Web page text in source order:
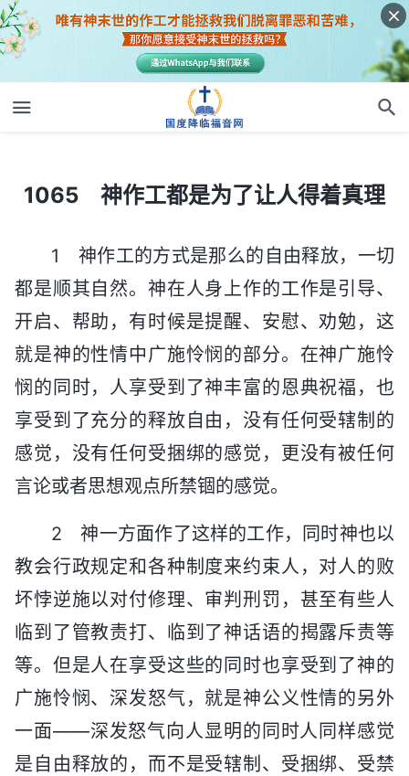
1065 神作工都是为了让人得着真理
1065 神作工都是为了让人得着真理
1 神作工的方式是那么的自由释放，一切
都是顺其自然。神在人身上作的工作是引导、
开启、帮助，有时候是提醒、安慰、劝勉，这
就是神的性情中广施怜悯的部分。在神广施怜
悯的同时，人享受到了神丰富的恩典祝福，也
享受到了充分的释放自由，没有任何受辖制的
感觉，没有任何受捆绑的感觉，更没有被任何
言论或者思想观点所禁锢的感觉。
2 神一方面作了这样的工作，同时神也以
教会行政规定和各种制度来约束人，对人的败
坏悖逆施以对付修理、审判刑罚，甚至有些人
临到了管教责打、临到了神话语的揭露斥责等
等。但是人在享受这些的同时也享受到了神的
广施怜悯、深发怒气，就是神公义性情的另外
一面——深发怒气向人显明的同时人同样感觉
是自由释放的，而不是受辖制、受捆绑、受禁